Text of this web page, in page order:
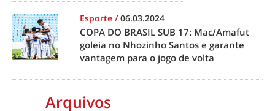
Esporte /06.03.2024
COPA DO BRASIL SUB 17: Mac/Amafut
goleia no Nhozinho Santos e garante
vantagem para o jogo de volta
Arquivos